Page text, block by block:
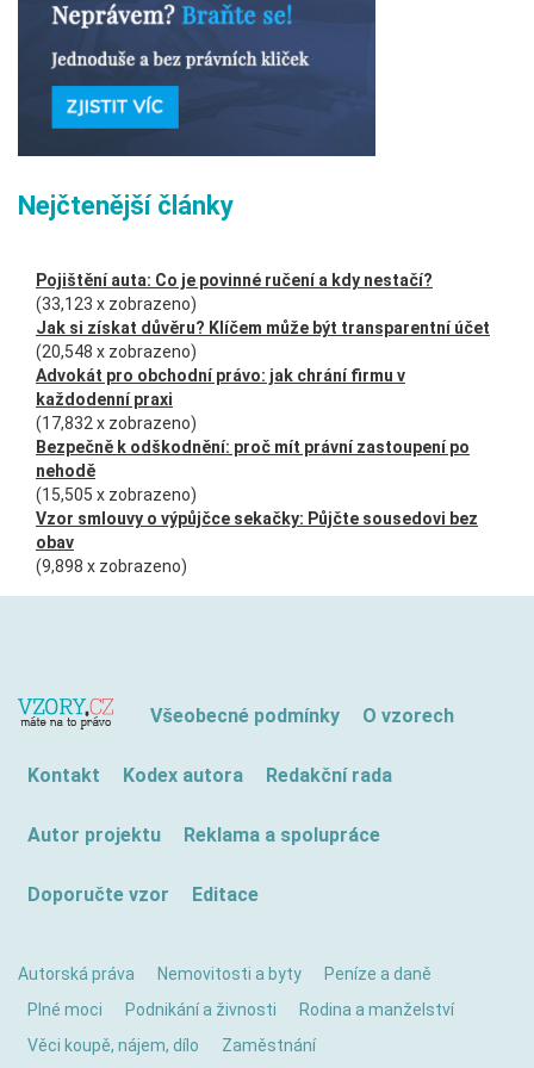
Nejčtenější články
Pojištění auta: Co je povinné ručení a kdy nestačí?
(33,123 x zobrazeno)
Jak si získat důvěru? Klíčem může být transparentní účet
(20,548 x zobrazeno)
Advokát pro obchodní právo: jak chrání firmu v
každodenní praxi
(17,832 x zobrazeno)
Bezpečně k odškodnění: proč mít právní zastoupení po
nehodě
(15,505 x zobrazeno)
Vzor smlouvy o výpůjčce sekačky: Půjčte sousedovi bez
obav
(9,898 x zobrazeno)
Všeobecné podmínky O vzorech
Kontakt Kodex autora Redakční rada
Autor projektu Reklama a spolupráce
Doporučte vzor Editace
Autorská práva Nemovitosti a byty
Peníze a daně
Plné moci
Podnikání a živnosti
Rodina a manželství
Věci koupě, nájem, dílo
Zaměstnání